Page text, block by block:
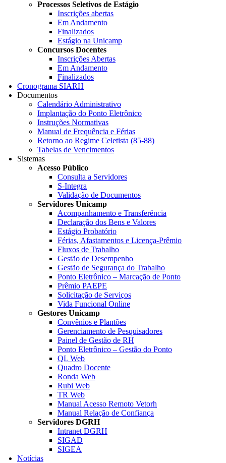
Processos Seletivos de Estágio
Inscrições abertas
Em Andamento
Finalizados
Estágio na Unicamp
Concursos Docentes
Inscrições Abertas
Em Andamento
Finalizados
Cronograma SIARH
Documentos
Calendário Administrativo
Implantação do Ponto Eletrônico
Instruções Normativas
Manual de Frequência e Férias
Retorno ao Regime Celetista (85-88)
Tabelas de Vencimentos
Sistemas
Acesso Público
Consulta a Servidores
S-Integra
Validação de Documentos
Servidores Unicamp
Acompanhamento e Transferência
Declaração dos Bens e Valores
Estágio Probatório
Férias, Afastamentos e Licença-Prêmio
Fluxos de Trabalho
Gestão de Desempenho
Gestão de Segurança do Trabalho
Ponto Eletrônico – Marcação de Ponto
Prêmio PAEPE
Solicitação de Serviços
Vida Funcional Online
Gestores Unicamp
Convênios e Plantões
Gerenciamento de Pesquisadores
Painel de Gestão de RH
Ponto Eletrônico – Gestão do Ponto
QL Web
Quadro Docente
Ronda Web
Rubi Web
TR Web
Manual Acesso Remoto Vetorh
Manual Relação de Confiança
Servidores DGRH
Intranet DGRH
SIGAD
SIGEA
Notícias